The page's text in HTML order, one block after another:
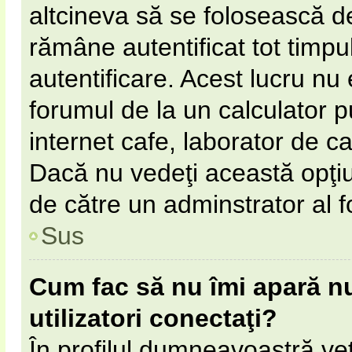
altcineva să se folosească
rămâne autentificat tot
autentificare. Acest lucru
forumul de la un calculator
internet cafe, laborator de
Dacă nu vedeţi această
de către un adminstrator al
Sus
Cum fac să nu îmi apară
utilizatori conectaţi?